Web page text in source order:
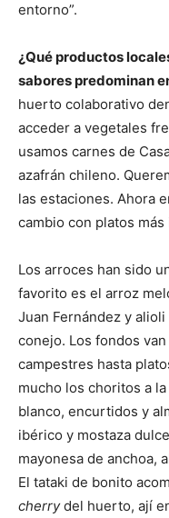
entorno”.
¿Qué productos
sabores predominan
huerto colaborativo
acceder a vegetales
usamos carnes de
azafrán chileno.
las estaciones. Ahora
cambio con platos
Los arroces han sido
favorito es el arroz
Juan Fernández y
conejo. Los fondos
campestres hasta
mucho los choritos a
blanco, encurtidos y
ibérico y mostaza
mayonesa de anchoa,
El tataki de bonito
cherrydel huerto, ají